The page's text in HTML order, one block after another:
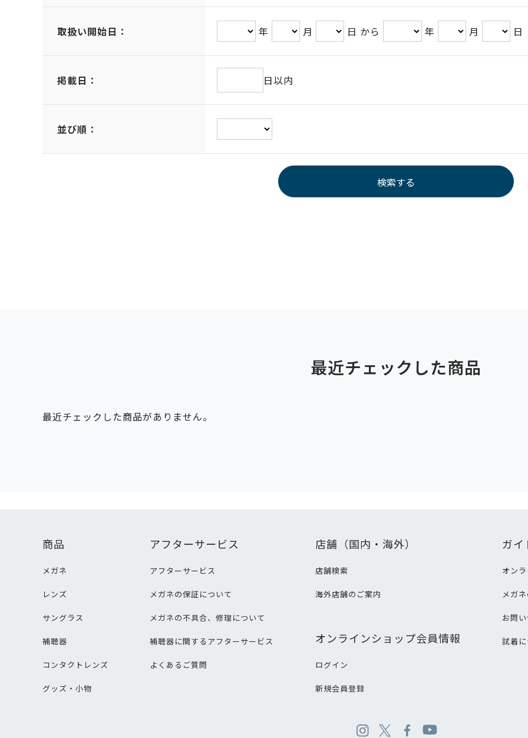
取扱い開始日： 年 月 日 から 年 月 日
掲載日： 日以内
並び順：
最近チェックした商品
最近チェックした商品がありません。
商品
メガネ
レンズ
サングラス
補聴器
コンタクトレンズ
グッズ・小物
アフターサービス
アフターサービス
メガネの保証について
メガネの不具合、修理について
補聴器に関するアフターサービス
よくあるご質問
店舗（国内・海外）
店舗検索
海外店舗のご案内
オンラインショップ会員情報
ログイン
新規会員登録
ガイ
オン
メガ
お問
試着